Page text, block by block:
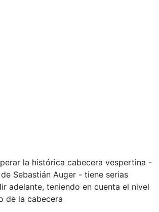
la histórica cabecera vespertina -
Sebastián Auger - tiene serias
adelante, teniendo en cuenta el nivel
de la cabecera